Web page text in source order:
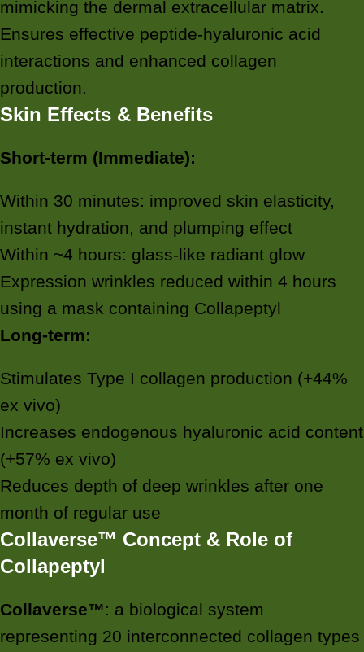
mimicking the dermal extracellular matrix.
Ensures effective peptide-hyaluronic acid
interactions and enhanced collagen
production.
Skin Effects & Benefits
Short-term (Immediate):
Within 30 minutes: improved skin elasticity,
instant hydration, and plumping effect
Within ~4 hours: glass-like radiant glow
Expression wrinkles reduced within 4 hours
using a mask containing Collapeptyl
Long-term:
Stimulates Type I collagen production (+44%
ex vivo)
Increases endogenous hyaluronic acid content
(+57% ex vivo)
Reduces depth of deep wrinkles after one
month of regular use
Collaverse™ Concept & Role of
Collapeptyl
Collaverse™: a biological system
representing 20 interconnected collagen types